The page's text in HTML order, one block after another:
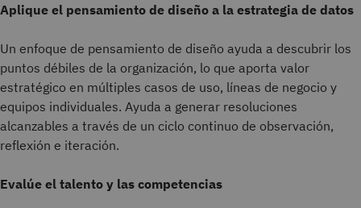
Aplique el pensamiento de diseño a la estrategia de datos
Un enfoque de pensamiento de diseño ayuda a descubrir los
puntos débiles de la organización, lo que aporta valor
estratégico en múltiples casos de uso, líneas de negocio y
equipos individuales. Ayuda a generar resoluciones
alcanzables a través de un ciclo continuo de observación,
reflexión e iteración.
Evalúe el talento y las competencias